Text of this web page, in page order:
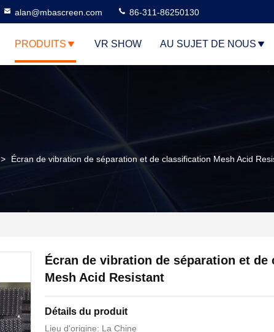
alan@mbascreen.com 86-311-86250130
PRODUITS VR SHOW AU SUJET DE NOUS
> Écran de vibration de séparation et de classification Mesh Acid
Écran de vibration de séparation et
Mesh Acid Resistant
Détails du produit
Lieu d'origine: La Chine